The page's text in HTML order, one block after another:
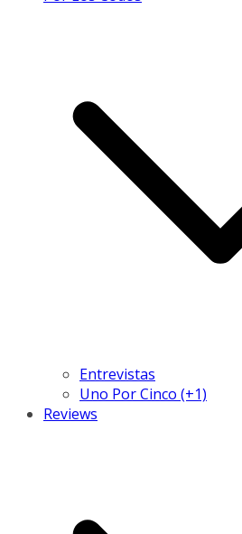
Entrevistas
Uno Por Cinco (+1)
Reviews